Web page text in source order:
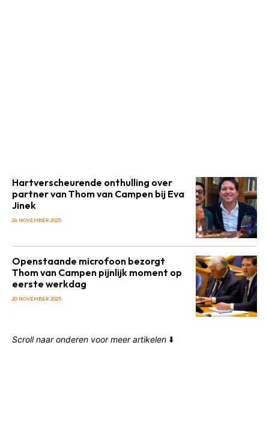
Hartverscheurende onthulling over
partner van Thom van Campen bij Eva
Jinek
24 NOVEMBER 2025
Openstaande microfoon bezorgt
Thom van Campen pijnlijk moment op
eerste werkdag
20 NOVEMBER 2025
Scroll naar onderen voor meer artikelen ⬇️